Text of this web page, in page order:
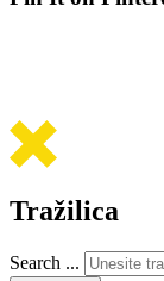
Tražilica
Search ...